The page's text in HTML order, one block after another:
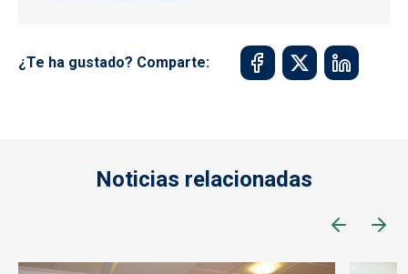
¿Te ha gustado? Comparte:
Noticias relacionadas